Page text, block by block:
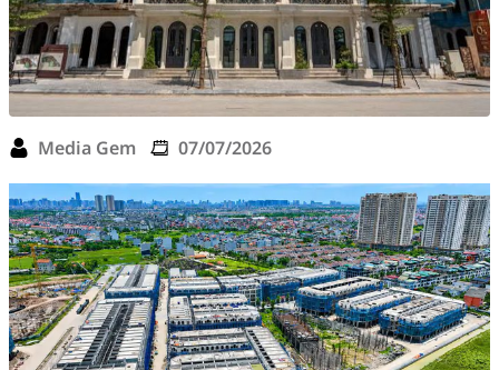
Media Gem 07/07/2026